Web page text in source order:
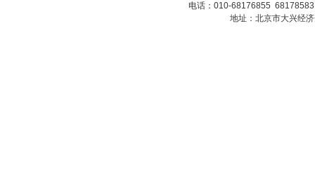
电话：010-68176855
地址：北京市大兴经